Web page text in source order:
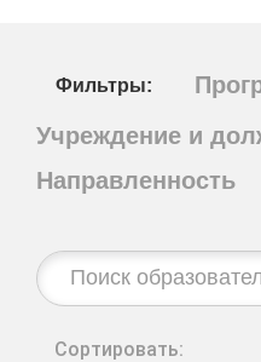
Фильтры:
Учреждение и
Направленность
Строка
поиска:
Сортировать: